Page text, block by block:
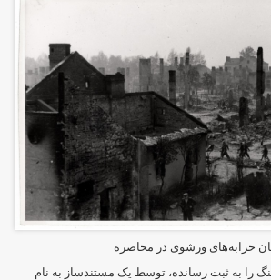
خرابه‌های ورشوی در محاصره
را به ثبت رسانده، توسط یک مستندساز به نام